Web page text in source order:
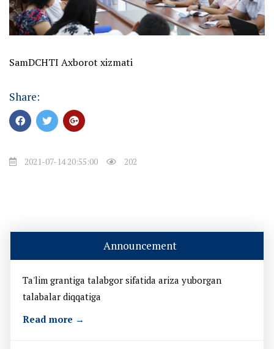
SamDCHTI Axborot xizmati
Share:
2021-07-14 20:55:00 202
Announcement
Ta'lim grantiga talabgor sifatida ariza yuborgan
talabalar diqqatiga
Read more →